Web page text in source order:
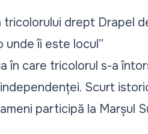
tricolorului drept Drapel
unde îi este locul”
în care tricolorul s-a
Scurt
participă la Marșul